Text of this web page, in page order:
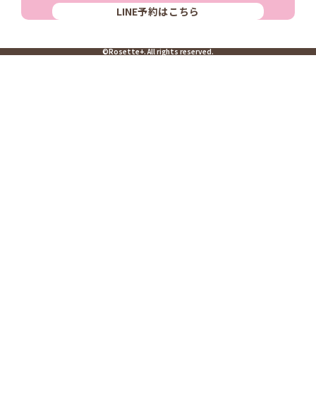
LINE予約はこちら
©Rosette+. All rights reserved.